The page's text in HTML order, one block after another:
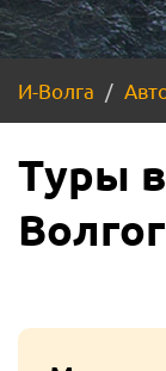
И-Волга
Туры